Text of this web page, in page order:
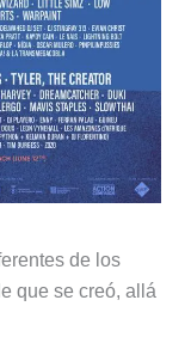
de los
que se creó, allá